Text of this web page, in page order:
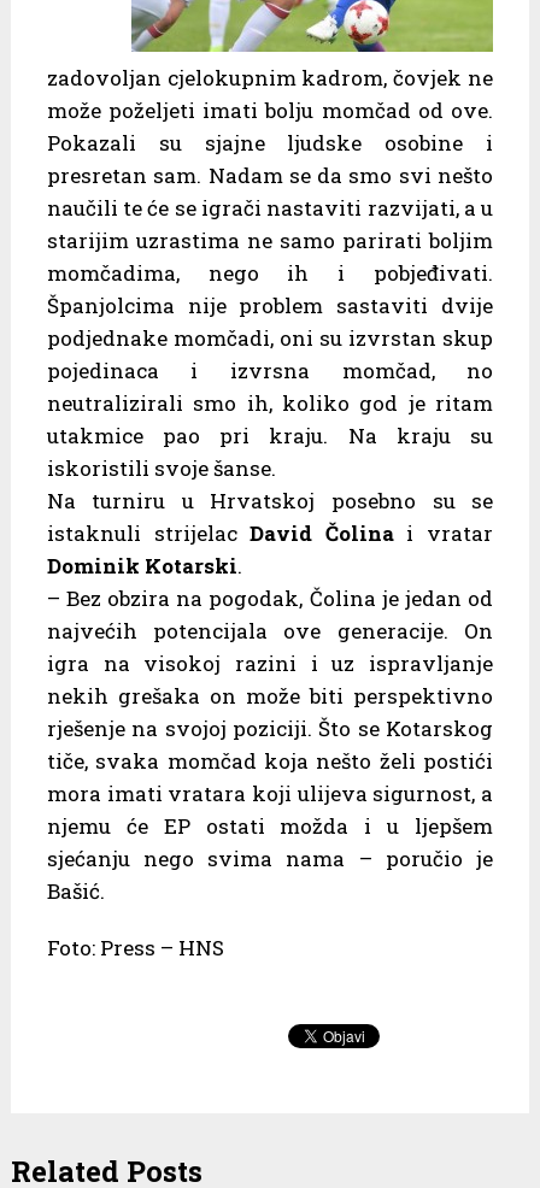
zadovoljan cjelokupnim kadrom, čovjek ne
može poželjeti imati bolju momčad od ove.
Pokazali su sjajne ljudske osobine i
presretan sam. Nadam se da smo svi nešto
naučili te će se igrači nastaviti razvijati, a u
starijim uzrastima ne samo parirati boljim
momčadima, nego ih i pobjeđivati.
Španjolcima nije problem sastaviti dvije
podjednake momčadi, oni su izvrstan skup
pojedinaca i izvrsna momčad, no
neutralizirali smo ih, koliko god je ritam
utakmice pao pri kraju. Na kraju su
iskoristili svoje šanse.
Na turniru u Hrvatskoj posebno su se
istaknuli strijelacDavid Čolinai vratar
Dominik Kotarski.
– Bez obzira na pogodak, Čolina je jedan od
najvećih potencijala ove generacije. On
igra na visokoj razini i uz ispravljanje
nekih grešaka on može biti perspektivno
rješenje na svojoj poziciji. Što se Kotarskog
tiče, svaka momčad koja nešto želi postići
mora imati vratara koji ulijeva sigurnost, a
njemu će EP ostati možda i u ljepšem
sjećanju nego svima nama – poručio je
Bašić.
Foto: Press – HNS
Related Posts